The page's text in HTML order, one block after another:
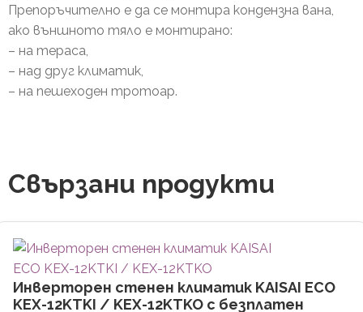
Препоръчително е да се монтира кондензна вана,
ако външното тяло е монтирано:
– на тераса,
– над друг климатик,
– на пешеходен тротоар.
Свързани продукти
Инверторен стенен климатик KAISAI ECO
KEX-12KTKI / KEX-12KTKO с безплатен